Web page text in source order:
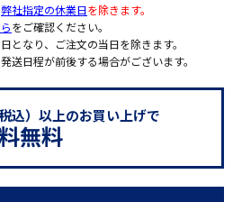
弊社指定の休業日を除きます。
をご確認ください。
なり、ご注文の当日を除きます。
日程が前後する場合がございます。
込）以上のお買い上げで
無料